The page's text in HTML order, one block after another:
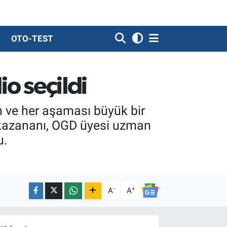
OTO-TEST
seçildi
ve her aşaması büyük bir
OGD üyesi uzman
A- A+